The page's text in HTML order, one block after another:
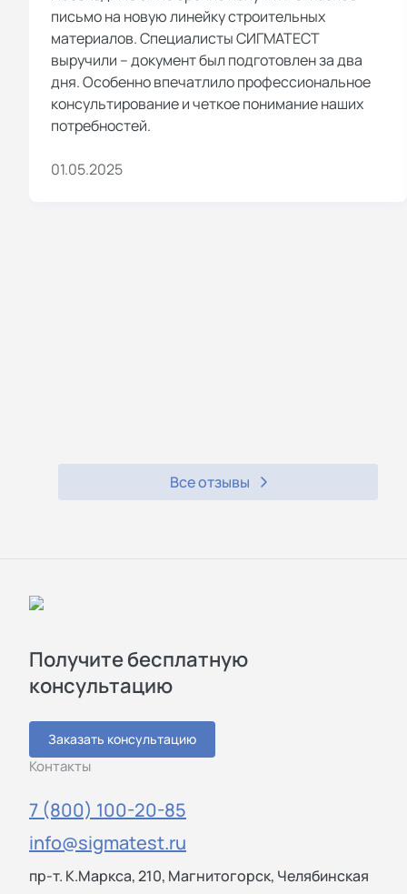
письмо на новую линейку строительных
материалов. Специалисты СИГМАТЕСТ
выручили – документ был подготовлен за два
дня. Особенно впечатлило профессиональное
консультирование и четкое понимание наших
потребностей.
01.05.2025
Все отзывы
Получите бесплатную
консультацию
Заказать консультацию
Контакты
7 (800) 100-20-85
info@sigmatest.ru
пр-т. К.Маркса, 210, Магнитогорск, Челябинская